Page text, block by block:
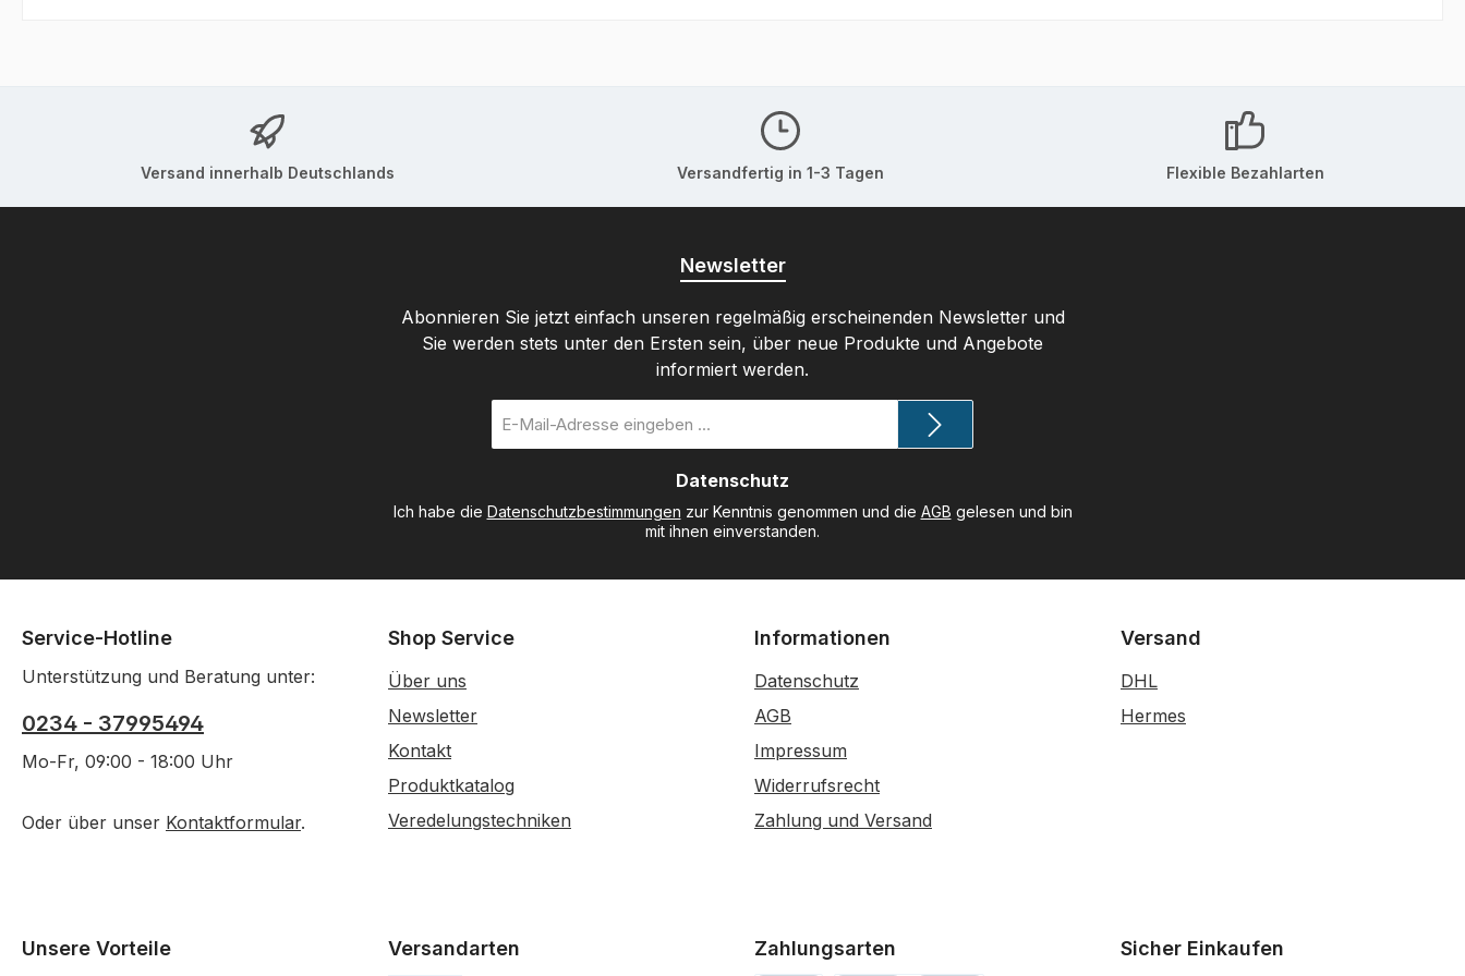
Versand innerhalb Deutschlands Versandfertig in 1-3 Tagen Flexible Bezahlarten
Newsletter
Abonnieren Sie jetzt einfach unseren regelmäßig erscheinenden Newsletter und
Sie werden stets unter den Ersten sein, über neue Produkte und Angebote
informiert werden.
Mail-
Datenschutz
Ich habe die Datenschutzbestimmungen zur Kenntnis genommen und die AGB gelesen und bin
mit ihnen einverstanden.
Service-Hotline
Unterstützung und Beratung unter:
0234 - 37995494
Mo-Fr, 09:00 - 18:00 Uhr
Oder über unser Kontaktformular.
Shop Service
Über uns
Newsletter
Kontakt
Produktkatalog
Veredelungstechniken
Informationen
Datenschutz
AGB
Impressum
Widerrufsrecht
Zahlung und Versand
Versand
DHL
Hermes
Unsere Vorteile Versandarten Zahlungsarten Sicher Einkaufen